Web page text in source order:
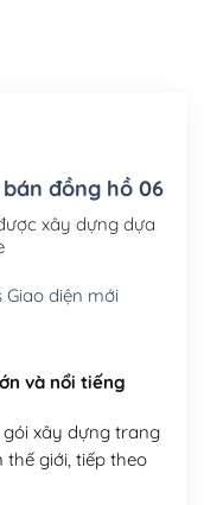
(+300,000₫)
đồng hồ 06
xây dựng dựa
Giao diện mới
và nổi tiếng
xây dựng trang
giới, tiếp theo